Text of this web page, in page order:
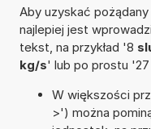
Aby uzyskać
najlepiej jest
tekst, na przykład '8
kg/s' lub po prostu '27
W większości
>') można